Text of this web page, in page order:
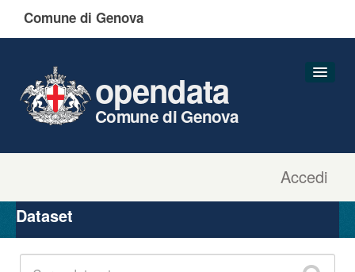
Comune di Genova
Accedi
opendata
Comune di Genova
Organizzazioni
Gruppi
Dataset